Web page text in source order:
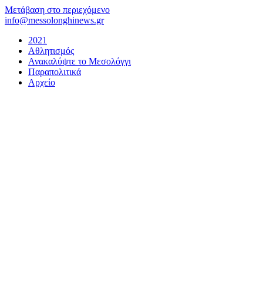
Μετάβαση στο περιεχόμενο
info@messolonghinews.gr
2021
Αθλητισμός
Ανακαλύψτε το Μεσολόγγι
Παραπολιτικά
Αρχείο